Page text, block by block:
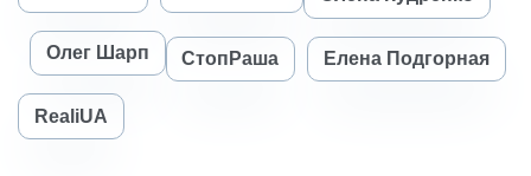
Олег Шарп СтопРаша Елена Подгорная
RealiUA